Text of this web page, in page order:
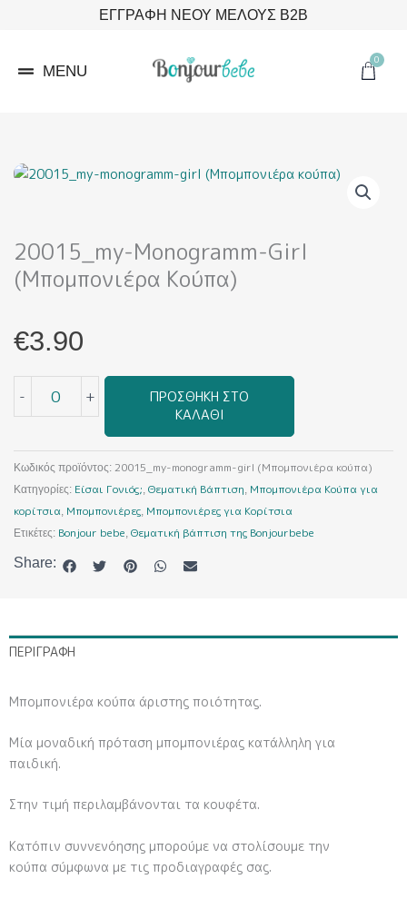
ΕΓΓΡΑΦΗ ΝΕΟΥ ΜΕΛΟΥΣ B2B
MENU
0
Cart
20015_my-Monogramm-Girl
(Μπομπονιέρα Κούπα)
€3.90
-
monogramm-
(Μπομπονιέρα
κούπα)
ποσότητα
+
ΠΡΟΣΘΉΚΗ ΣΤΟ
ΚΑΛΆΘΙ
Κωδικός προϊόντος: 20015_my-monogramm-girl (Μπομπονιέρα κούπα)
Κατηγορίες: Είσαι Γονιός;, Θεματική Βάπτιση, Μπομπονιέρα Κούπα για
κορίτσια, Μπομπονιέρες, Μπομπονιέρες για Κορίτσια
Ετικέτες: Bonjour bebe, Θεματική βάπτιση της Bonjourbebe
Share:
ΠΕΡΙΓΡΑΦΉ
Μπομπονιέρα κούπα άριστης ποιότητας.
Μία μοναδική πρόταση μπομπονιέρας κατάλληλη για
παιδική.
Στην τιμή περιλαμβάνονται τα κουφέτα.
Κατόπιν συννενόησης μπορούμε να στολίσουμε την
κούπα σύμφωνα με τις προδιαγραφές σας.